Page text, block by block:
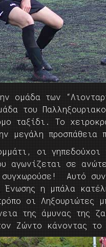
ομάδα των
του
ταξίδι. Το
μεγάλη
οι
αγωνίζεται σε
Αυτό
Ένωσης η μπάλα
οι Ληξουριώτες
της άμυνας της
Ζώντο κάνοντας